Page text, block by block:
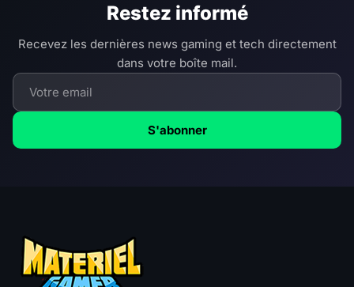
Restez informé
Recevez les dernières news gaming et tech directement
dans votre boîte mail.
S'abonner